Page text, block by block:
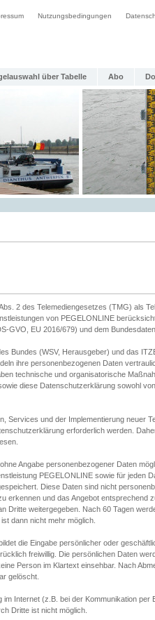
Nutzungsbedingungen
über Tabelle Abo
2 des Telemediengesetzes (TMG) als
von PEGELONLINE
GVO, EU 2016/679) und dem
Bundes (WSV, Herausgeber) und das
ihre personenbezogenen Daten
technische und organisatorische
diese Datenschutzerklärung sowohl
Services und der Implementierung neuer
erforderlich werden.
Angabe personenbezogener Daten
PEGELONLINE sowie für jeden
Diese Daten sind nicht
erkennen und das Angebot entsprechend
Dritte weitergegeben. Nach 60 Tagen
dann nicht mehr möglich.
die Eingabe persönlicher oder
freiwillig. Die persönlichen Daten
Person im Klartext einsehbar. Nach
gelöscht.
Internet (z.B. bei der Kommunikation
Dritte ist nicht möglich.